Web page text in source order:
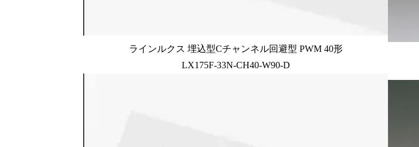
ラインルクス 埋込型Cチャンネル回避型 PWM 40形
LX175F-33N-CH40-W90-D